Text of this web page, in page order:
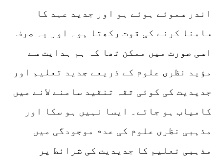
اندر سموئے ہوئے ہو اور جدید عہد کا
سامنا کرنے کی قوت رکھتا ہو۔ اور یہ صرف
اسی صورت میں ممکن تھا کہ ہم ہدایت سے
مؤید نظری علوم کے ذریعے جدید تعلیم اور
جدیدیت کی کوئی ثقہ تنقید سامنے لانے میں
کامیاب ہو جاتے۔ ایسا نہیں ہو سکا اور
مذہبی نظری علوم کی عدم موجودگی میں
مذہبی تعلیم کا جدیدیت کی شرائط پر